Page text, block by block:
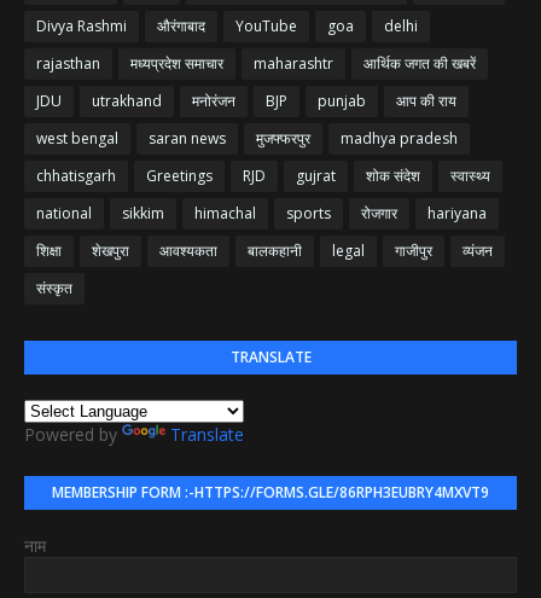
Divya Rashmi
औरंगाबाद YouTube goa
delhi
rajasthan
मध्यप्रदेश समाचार maharashtr
आर्थिक जगत की खबरें
JDU
utrakhand मनोरंजन BJP punjab
आप की राय
west bengal
saran news मुजफ्फरपुर
madhya pradesh
chhatisgarh
Greetings RJD gujrat शोक संदेश
स्वास्थ्य
national
sikkim himachal sports रोजगार
hariyana
शिक्षा
शेखपुरा आवश्यकता बालकहानी legal गाजीपुर
व्यंजन
संस्कृत
TRANSLATE
Powered by Translate
MEMBERSHIP FORM :-HTTPS://FORMS.GLE/86RPH3EUBRY4MXVT9
नाम